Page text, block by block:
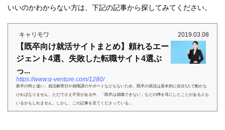
いいのかわからない方は、下記の記事から探してみてください。
キャリモワ 2019.03.08
【既卒向け就活サイトまとめ】頼れるエー
ジェント4選、失敗した転職サイト4選ぶ
っ...
https://www.q-venture.com/1280/
新卒の時と違い、就活解禁日や就職課のサポートなどもないため、既卒の就活は基本的に自分1人で動かな
ければなりません。ただでさえ不安がある中、「既卒は就職できない」などの噂を耳にしたことがある人も
いるかもしれません。しかし、この記事を見てくださっている...